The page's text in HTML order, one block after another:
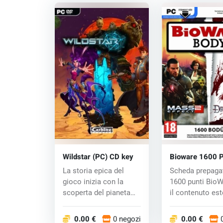
Wildstar (PC) CD key
La storia epica del
gioco inizia con la
scoperta del pianeta
0.00 € 0 negozi
Bioware 1600
(PC) CD key
Scheda
1600 punti
il contenuto
0.00 €